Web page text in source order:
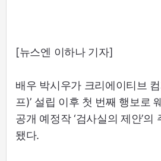
[뉴스엔 이하나 기자]
배우 박시우가 크리에이티브
프)’ 설립 이후 첫 번째 행보로
공개 예정작 ‘검사실의 제안’의
됐다.